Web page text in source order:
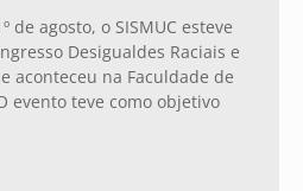
de agosto, o SISMUC esteve
Desigualdes Raciais e
aconteceu na Faculdade de
evento teve como objetivo